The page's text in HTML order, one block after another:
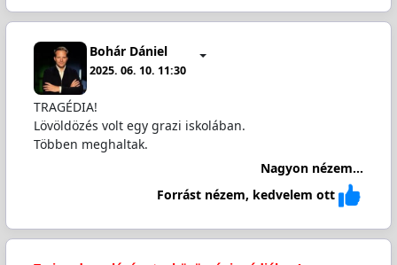
Bohár Dániel
2025. 06. 10. 11:30
TRAGÉDIA!
Lövöldözés volt egy grazi iskolában.
Többen meghaltak.
Nagyon nézem...
Forrást nézem, kedvelem ott